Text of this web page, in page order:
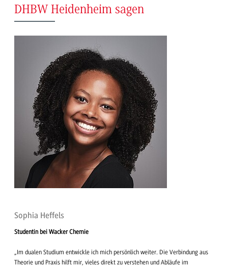
DHBW Heidenheim sagen
Sophia Heffels
Studentin bei Wacker Chemie
„Im dualen Studium entwickle ich mich persönlich weiter. Die Verbindung aus
Theorie und Praxis hilft mir, vieles direkt zu verstehen und Abläufe im